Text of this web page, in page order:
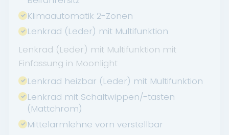
Klimaautomatik 2-Zonen
Lenkrad (Leder) mit Multifunktion
Lenkrad (Leder) mit Multifunktion mit
Einfassung in Moonlight
Lenkrad heizbar (Leder) mit Multifunktion
Lenkrad mit Schaltwippen/-tasten
(Mattchrom)
Mittelarmlehne vorn verstellbar